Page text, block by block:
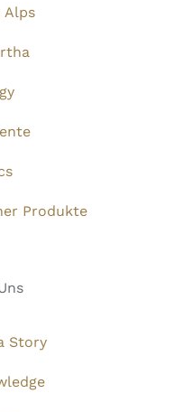
Alps
Produkte
Story